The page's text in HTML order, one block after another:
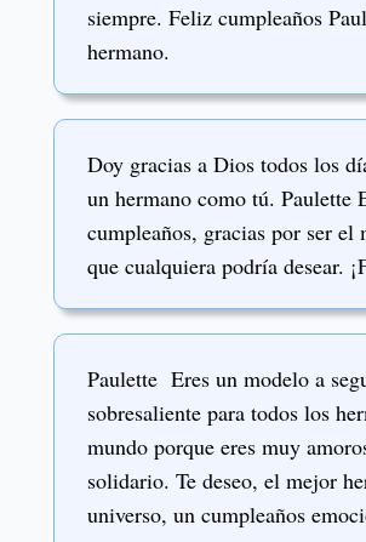
siempre. Feliz cumpleaños
hermano.
Doy gracias a Dios todos los
un hermano como tú. Paulette
cumpleaños, gracias por ser el
que cualquiera podría desear.
Paulette Eres un modelo a
sobresaliente para todos los
mundo porque eres muy
solidario. Te deseo, el mejor
universo, un cumpleaños